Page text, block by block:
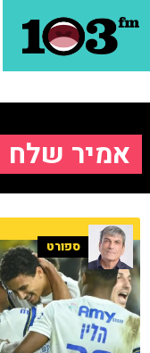
אמיר שלח
ספורט